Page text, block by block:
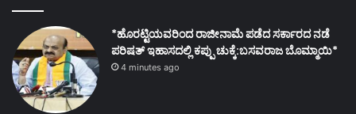
*ಹೊರಟ್ಟಿಯವರಿಂದ ರಾಜೀನಾಮೆ ಪಡೆದ ಸರ್ಕಾರದ ನಡೆ
ಪರಿಷತ್ ಇಹಾಸದಲ್ಲಿ ಕಪ್ಪು ಚುಕ್ಕೆ:ಬಸವರಾಜ ಬೊಮ್ಮಾಯಿ*
4 minutes ago